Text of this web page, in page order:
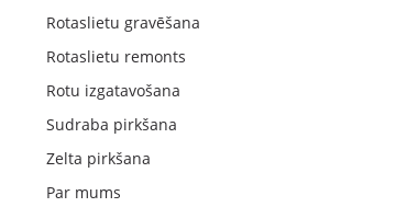
Rotaslietu gravēšana
Rotaslietu remonts
Rotu izgatavošana
Sudraba pirkšana
Zelta pirkšana
Par mums